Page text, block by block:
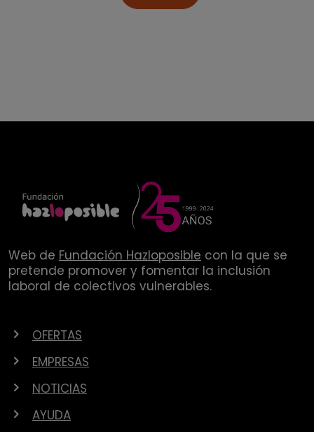
Web de Fundación Hazloposible con la que se
pretende promover y fomentar la inclusión
laboral de colectivos vulnerables.
OFERTAS
EMPRESAS
NOTICIAS
AYUDA